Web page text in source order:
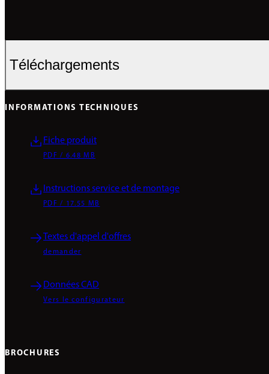
Téléchargements
INFORMATIONS TECHNIQUES
Fiche produit
PDF / 6.48 MB
Instructions service et de montage
PDF / 17.55 MB
Textes d'appel d'offres
demander
Données CAD
Vers le configurateur
BROCHURES